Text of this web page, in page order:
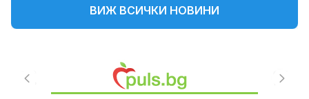
ВИЖ ВСИЧКИ НОВИНИ